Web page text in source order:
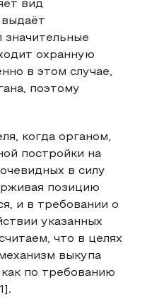
вид
охранную
в этом случае,
поэтому
когда органом,
постройки на
в силу
позицию
и в требовании о
указанных
что в целях
выкупа
по требованию